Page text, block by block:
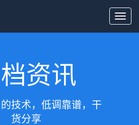
资讯
技术，低调靠谱，干
货分享